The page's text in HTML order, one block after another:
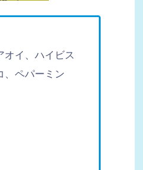
オイ、ハイビス
、ペパーミン